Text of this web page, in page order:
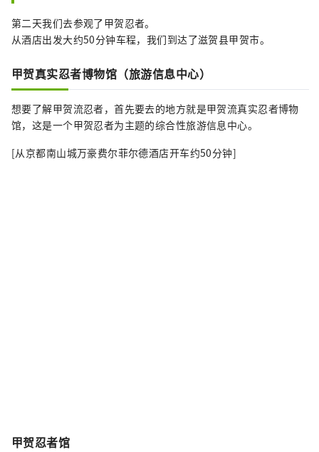
第二天我们去参观了甲贺忍者。
从酒店出发大约50分钟车程，我们到达了滋贺县甲贺市。
甲贺真实忍者博物馆（旅游信息中心）
想要了解甲贺流忍者，首先要去的地方就是甲贺流真实忍者博物
馆，这是一个甲贺忍者为主题的综合性旅游信息中心。
[从京都南山城万豪费尔菲尔德酒店开车约50分钟]
甲贺忍者馆